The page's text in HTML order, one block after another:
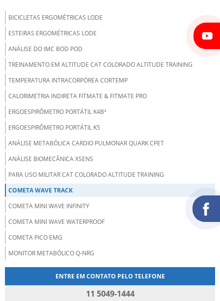
BICICLETAS ERGOMÉTRICAS LODE
ESTEIRAS ERGOMÉTRICAS LODE
ANÁLISE DO IMC BOD POD
TREINAMENTO EM ALTITUDE CAT COLORADO ALTITUDE TRAINING
TEMPERATURA INTRACORPÓREA CORTEMP
CALORIMETRIA INDIRETA FITMATE & FITMATE PRO
ERGOESPIRÔMETRO PORTÁTIL K4B²
ERGOESPIRÔMETRO PORTÁTIL K5
ANÁLISE METABÓLICA CARDIO PULMONAR QUARK CPET
ANÁLISE BIOMECÂNICA XSENS
PARA USO MILITAR CAT COLORADO ALTITUDE TRAINING
COMETA WAVE TRACK
COMETA MINI WAVE INFINITY
COMETA MINI WAVE WATERPROOF
COMETA PICO EMG
MONITOR METABÓLICO Q-NRG
ENTRE EM CONTATO PELO TELEFONE
11 5049-1444